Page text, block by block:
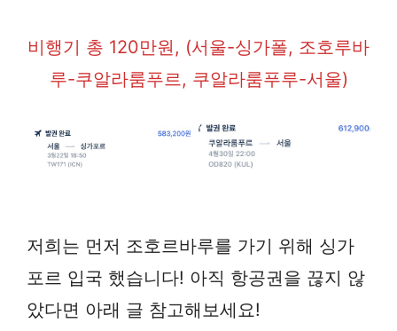
비행기 총 120만원, (서울-싱가폴, 조호루바
루-쿠알라룸푸르, 쿠알라룸푸루-서울)
저희는 먼저 조호르바루를 가기 위해 싱가
포르 입국 했습니다! 아직 항공권을 끊지 않
았다면 아래 글 참고해보세요!